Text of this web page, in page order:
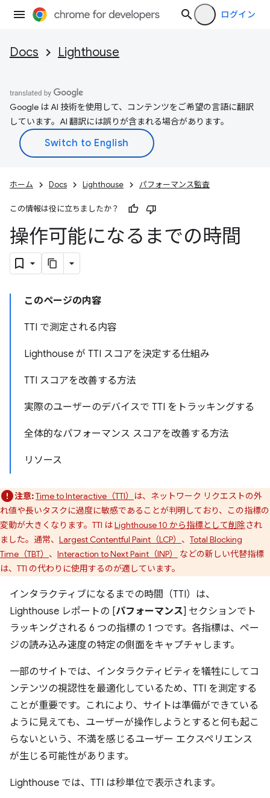
ログイン
Docs Lighthouse
Google は AI 技術を使用して、コンテンツをご希望の言語に翻訳
しています。AI 翻訳には誤りが含まれる場合があります。
ホーム Docs Lighthouse パフォーマンス監査
この情報は役に立ちましたか？
操作可能になるまでの時間
このページの内容
TTI で測定される内容
Lighthouse が TTI スコアを決定する仕組み
TTI スコアを改善する方法
実際のユーザーのデバイスで TTI をトラッキングする
全体的なパフォーマンス スコアを改善する方法
リソース
注意:Time to Interactive（TTI）
は、ネットワーク リクエストの外
れ値や長いタスクに過度に敏感であることが判明しており、この指標の
変動が大きくなります。TTI はLighthouse 10 から指標として削除され
ました。通常、 Largest Contentful Paint（LCP） 、 Total Blocking
Time（TBT） 、 Interaction to Next Paint（INP）
などの新しい代替指標
は、TTI の代わりに使用するのが適しています。
インタラクティブになるまでの時間（TTI）は、
Lighthouse レポートの [パフォーマンス] セクションでト
ラッキングされる 6 つの指標の 1 つです。各指標は、ペー
ジの読み込み速度の特定の側面をキャプチャします。
一部のサイトでは、インタラクティビティを犠牲にしてコ
ンテンツの視認性を最適化しているため、TTI を測定する
ことが重要です。これにより、サイトは準備ができている
ように見えても、ユーザーが操作しようとすると何も起こ
らないという、不満を感じるユーザー エクスペリエンス
が生じる可能性があります。
Lighthouse では、TTI は秒単位で表示されます。